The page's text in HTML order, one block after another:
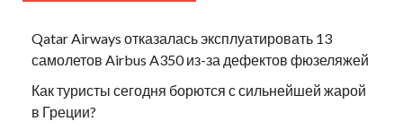
Qatar Airways отказалась эксплуатировать 13
самолетов Airbus A350 из-за дефектов фюзеляжей
Как туристы сегодня борются с сильнейшей жарой
в Греции?